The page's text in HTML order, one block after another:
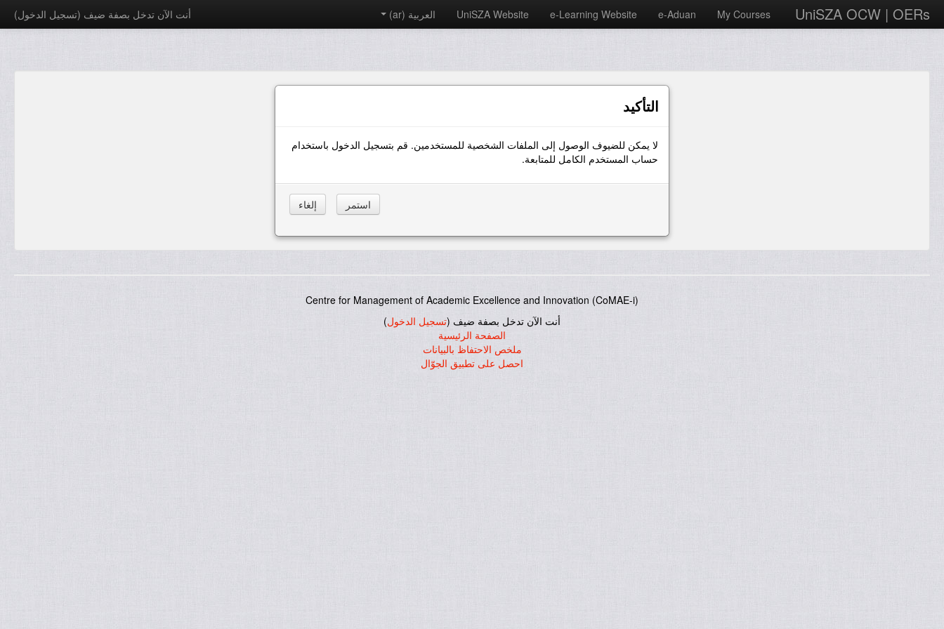
UniSZA OCW | OERs أنت الآن تدخل بصفة ضيف (تسجيل الدخول) My Courses
e-Aduan
e-Learning Website
UniSZA Website العربية ‎(ar)‎
التأكيد
لا يمكن للضيوف الوصول إلى الملفات الشخصية للمستخدمين. قم بتسجيل الدخول باستخدام
حساب المستخدم الكامل للمتابعة.
Centre for Management of Academic Excellence and Innovation (CoMAE-i)
أنت الآن تدخل بصفة ضيف (تسجيل الدخول)
الصفحة الرئيسية
ملخص الاحتفاظ بالبيانات
احصل على تطبيق الجوّال